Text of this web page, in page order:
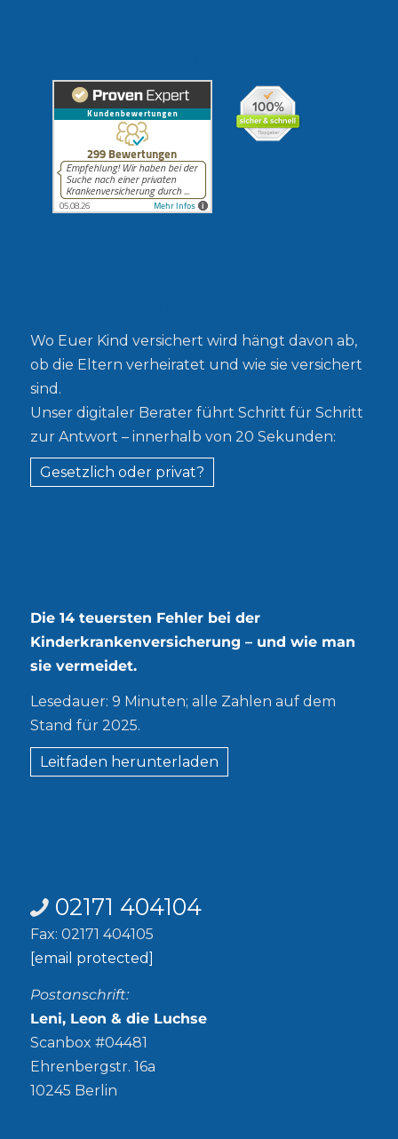
Wo Euer Kind versichert wird hängt davon ab,
ob die Eltern verheiratet und wie sie versichert
sind.
Unser digitaler Berater führt Schritt für Schritt
zur Antwort – innerhalb von 20 Sekunden:
Gesetzlich oder privat?
Die 14 teuersten Fehler bei der
Kinderkrankenversicherung – und wie man
sie vermeidet.
Lesedauer: 9 Minuten; alle Zahlen auf dem
Stand für 2025.
Leitfaden herunterladen
02171 404104
Fax: 02171 404105
[email protected]
Postanschrift:
Leni, Leon & die Luchse
Scanbox #04481
Ehrenbergstr. 16a
10245 Berlin